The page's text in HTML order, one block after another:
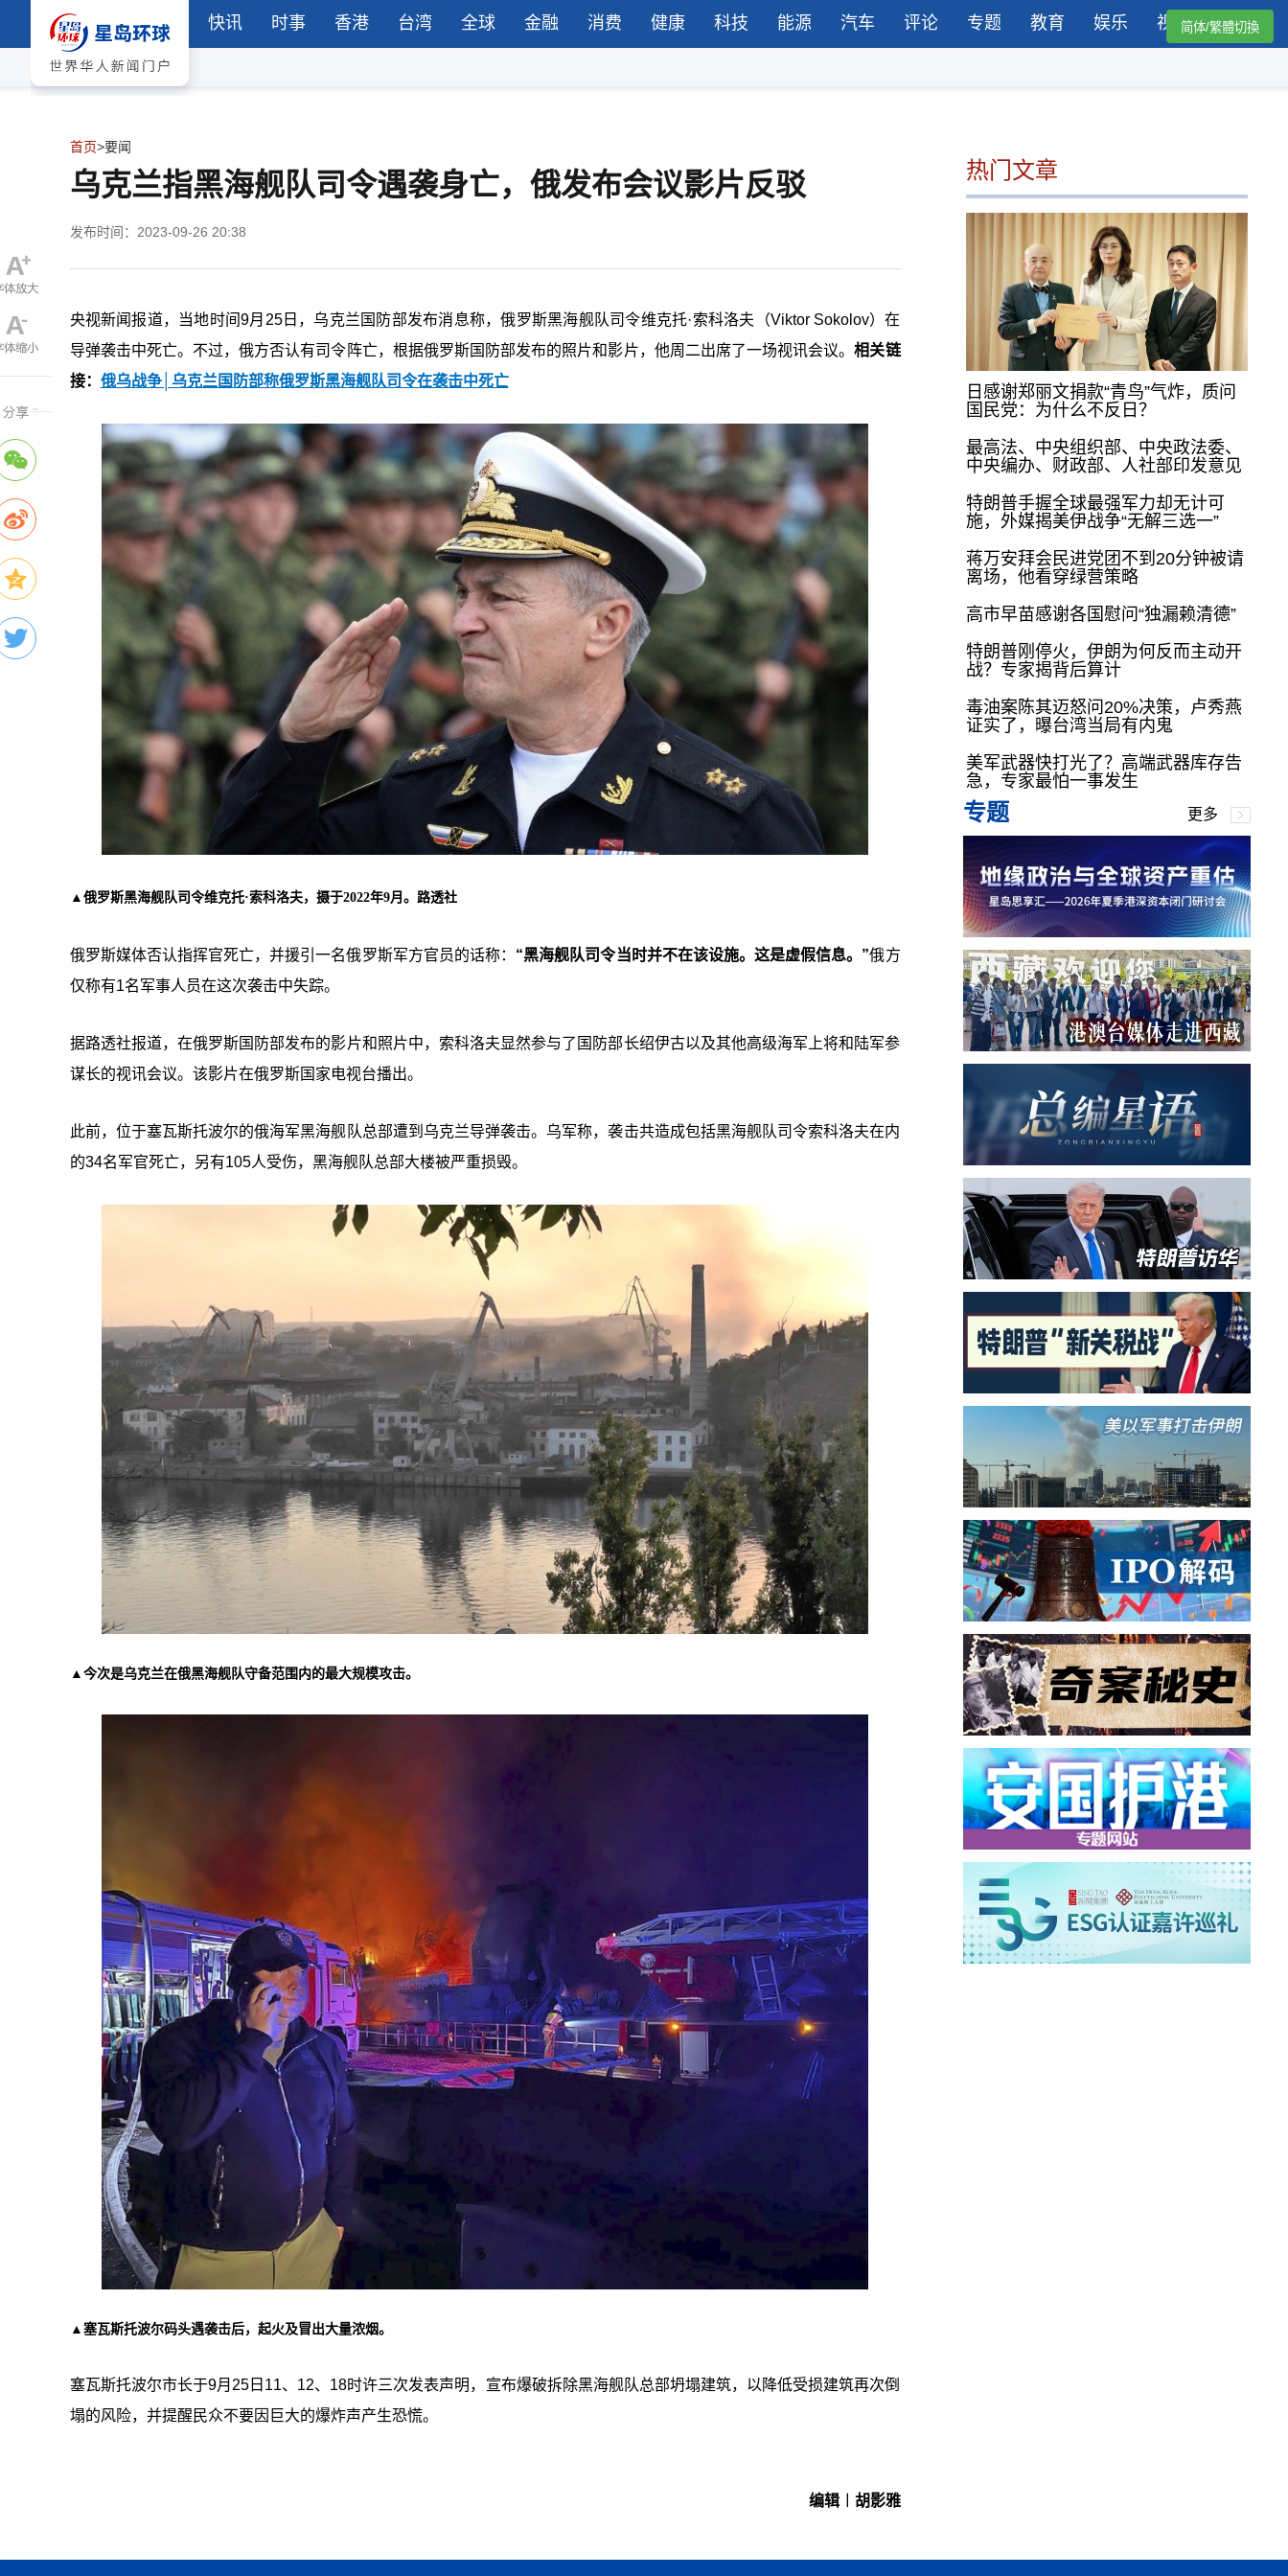
快讯 时事 香港 台湾 全球 金融 消费 健康 科技 能源 汽车 评论 专题 教育 娱乐 视频简体/繁體切換
首页>要闻
乌克兰指黑海舰队司令遇袭身亡，俄发布会议影片反驳
发布时间：2023-09-26 20:38
央视新闻报道，当地时间9月25日，乌克兰国防部发布消息称，俄罗斯黑海舰队司令维克托·索科洛夫（Viktor Sokolov）在
导弹袭击中死亡。不过，俄方否认有司令阵亡，根据俄罗斯国防部发布的照片和影片，他周二出席了一场视讯会议。相关链
接： 俄乌战争│乌克兰国防部称俄罗斯黑海舰队司令在袭击中死亡
▲俄罗斯黑海舰队司令维克托·索科洛夫，摄于2022年9月。路透社
俄罗斯媒体否认指挥官死亡，并援引一名俄罗斯军方官员的话称： “黑海舰队司令当时并不在该设施。这是虚假信息。”俄方
仅称有1名军事人员在这次袭击中失踪。
据路透社报道，在俄罗斯国防部发布的影片和照片中，索科洛夫显然参与了国防部长绍伊古以及其他高级海军上将和陆军参
谋长的视讯会议。该影片在俄罗斯国家电视台播出。
此前，位于塞瓦斯托波尔的俄海军黑海舰队总部遭到乌克兰导弹袭击。乌军称，袭击共造成包括黑海舰队司令索科洛夫在内
的34名军官死亡，另有105人受伤，黑海舰队总部大楼被严重损毁。
▲今次是乌克兰在俄黑海舰队守备范围内的最大规模攻击。
▲塞瓦斯托波尔码头遇袭击后，起火及冒出大量浓烟。
塞瓦斯托波尔市长于9月25日11、12、18时许三次发表声明，宣布爆破拆除黑海舰队总部坍塌建筑，以降低受损建筑再次倒
塌的风险，并提醒民众不要因巨大的爆炸声产生恐慌。
编辑︱胡影雅
热门文章
日感谢郑丽文捐款“青鸟”气炸，质问
国民党：为什么不反日？
最高法、中央组织部、中央政法委、
中央编办、财政部、人社部印发意见
特朗普手握全球最强军力却无计可
施，外媒揭美伊战争“无解三选一”
蒋万安拜会民进党团不到20分钟被请
离场，他看穿绿营策略
高市早苗感谢各国慰问“独漏赖清德”
特朗普刚停火，伊朗为何反而主动开
战？专家揭背后算计
毒油案陈其迈怒问20%决策，卢秀燕
证实了，曝台湾当局有内鬼
美军武器快打光了？高端武器库存告
急，专家最怕一事发生
专题 更多